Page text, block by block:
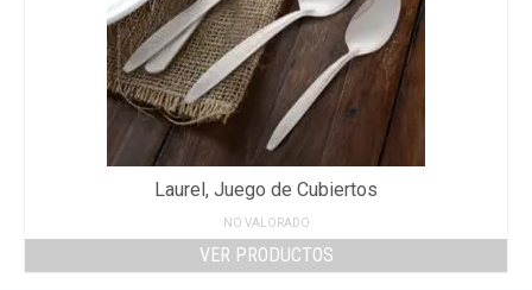
Laurel, Juego de Cubiertos
NO VALORADO
VER PRODUCTOS